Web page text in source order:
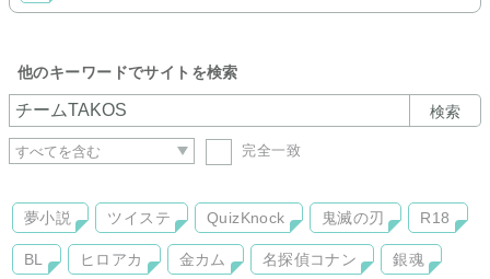
他のキーワードでサイトを検索
検索
完全一致
夢小説 ツイステ QuizKnock 鬼滅の刃 R18
BL ヒロアカ 金カム 名探偵コナン 銀魂